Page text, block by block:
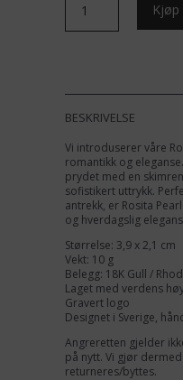
Pearl
Kjøp
BESKRIVELSE
Vi introduserer våre
romantikk og
prydet med en
sofistikert uttrykk.
antrekk, er Rosita
og hverdagslig
Størrelse: 3,9 x 2,1 cm
Vekt: 10 g
Belegg: 18K Gull /
Laget med verdens
Gravert logo
Designet i Sverige,
Angreretten gjelder
på nytt. Vi gjør
returneres/byttes.